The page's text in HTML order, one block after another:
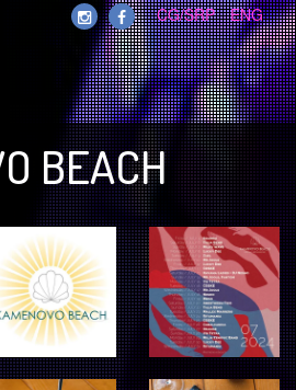
CG/SRP ENG
BEACH